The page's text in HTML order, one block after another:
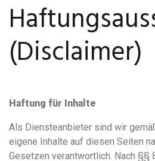
(Disclaimer)
Haftung für Inhalte
Als Diensteanbieter sind wir
eigene Inhalte auf diesen Seiten
Gesetzen verantwortlich. Nach §§